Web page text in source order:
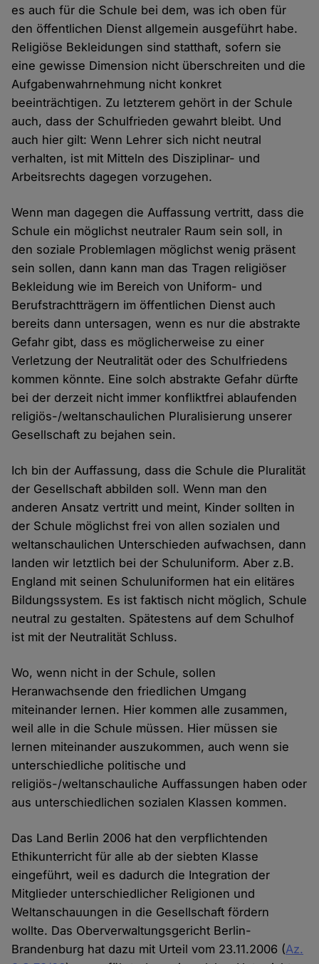
es auch für die Schule bei dem, was ich oben für
den öffentlichen Dienst allgemein ausgeführt habe.
Religiöse Bekleidungen sind statthaft, sofern sie
eine gewisse Dimension nicht überschreiten und die
Aufgabenwahrnehmung nicht konkret
beeinträchtigen. Zu letzterem gehört in der Schule
auch, dass der Schulfrieden gewahrt bleibt. Und
auch hier gilt: Wenn Lehrer sich nicht neutral
verhalten, ist mit Mitteln des Disziplinar- und
Arbeitsrechts dagegen vorzugehen.
Wenn man dagegen die Auffassung vertritt, dass die
Schule ein möglichst neutraler Raum sein soll, in
den soziale Problemlagen möglichst wenig präsent
sein sollen, dann kann man das Tragen religiöser
Bekleidung wie im Bereich von Uniform- und
Berufstrachtträgern im öffentlichen Dienst auch
bereits dann untersagen, wenn es nur die abstrakte
Gefahr gibt, dass es möglicherweise zu einer
Verletzung der Neutralität oder des Schulfriedens
kommen könnte. Eine solch abstrakte Gefahr dürfte
bei der derzeit nicht immer konfliktfrei ablaufenden
religiös-/weltanschaulichen Pluralisierung unserer
Gesellschaft zu bejahen sein.
Ich bin der Auffassung, dass die Schule die Pluralität
der Gesellschaft abbilden soll. Wenn man den
anderen Ansatz vertritt und meint, Kinder sollten in
der Schule möglichst frei von allen sozialen und
weltanschaulichen Unterschieden aufwachsen, dann
landen wir letztlich bei der Schuluniform. Aber z.B.
England mit seinen Schuluniformen hat ein elitäres
Bildungssystem. Es ist faktisch nicht möglich, Schule
neutral zu gestalten. Spätestens auf dem Schulhof
ist mit der Neutralität Schluss.
Wo, wenn nicht in der Schule, sollen
Heranwachsende den friedlichen Umgang
miteinander lernen. Hier kommen alle zusammen,
weil alle in die Schule müssen. Hier müssen sie
lernen miteinander auszukommen, auch wenn sie
unterschiedliche politische und
religiös-/weltanschauliche Auffassungen haben oder
aus unterschiedlichen sozialen Klassen kommen.
Das Land Berlin 2006 hat den verpflichtenden
Ethikunterricht für alle ab der siebten Klasse
eingeführt, weil es dadurch die Integration der
Mitglieder unterschiedlicher Religionen und
Weltanschauungen in die Gesellschaft fördern
wollte. Das Oberverwaltungsgericht Berlin-
Brandenburg hat dazu mit Urteil vom 23.11.2006 (Az.